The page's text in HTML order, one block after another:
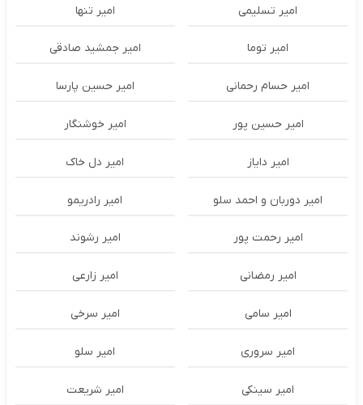
امیر تسلیمی امیر تنها
امیر توما امیر جمشید صادقی
امیر حسام رحمانی امیر حسین پارسا
امیر حسین پور امیر خوشنگار
امیر دایاز امیر دل خاک
امیر دوربان و احمد سلو امیر رادریمو
امیر رحمت پور امیر رشوند
امیر رمضانی امیر زارعی
امیر سامی امیر سرخی
امیر سروری امیر سلو
امیر سینکی امیر شریعت